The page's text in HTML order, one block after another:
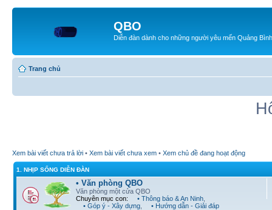
QBO
Diễn đàn dành cho những người yêu mến Quảng Bình
Trang chủ
Xem bài viết chưa trả lời • Xem bài viết chưa xem • Xem chủ đề đang hoạt động
1. NHỊP SỐNG DIỄN ĐÀN
• Văn phòng QBO
Văn phòng một cửa QBO
Chuyên mục con:
• Thông báo & An Ninh
• Góp ý - Xây dựng
• Hướng dẫn - Giải đáp